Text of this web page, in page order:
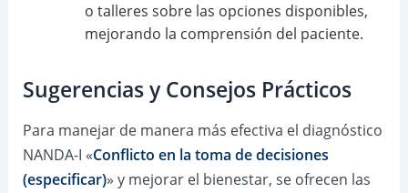
o talleres sobre las opciones disponibles,
mejorando la comprensión del paciente.
Sugerencias y Consejos Prácticos
Para manejar de manera más efectiva el diagnóstico
NANDA-I «Conflicto en la toma de decisiones
(especificar)» y mejorar el bienestar, se ofrecen las